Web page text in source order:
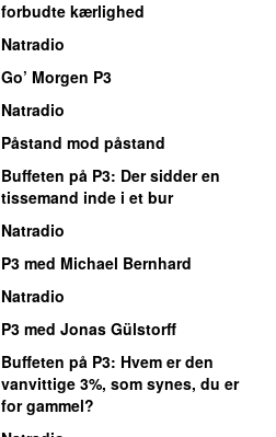
forbudte kærlighed
Natradio
Go’ Morgen P3
Natradio
Påstand mod påstand
Buffeten på P3: Der sidder en
tissemand inde i et bur
Natradio
P3 med Michael Bernhard
Natradio
P3 med Jonas Gülstorff
Buffeten på P3: Hvem er den
vanvittige 3%, som synes, du er
for gammel?